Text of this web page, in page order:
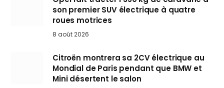
son premier SUV électrique à quatre
roues motrices
8 août 2026
Citroën montrera sa 2CV électrique au
Mondial de Paris pendant que BMW et
Mini désertent le salon